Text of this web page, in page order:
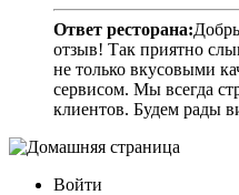
Ответ ресторана:
отзыв! Так приятно
не только вкусовыми
сервисом. Мы всегда
клиентов. Будем рады
Войти